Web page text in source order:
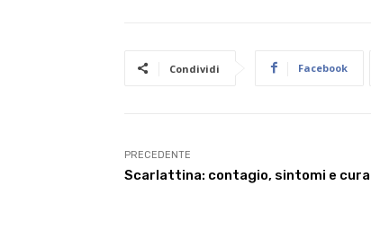
Condividi Facebook
PRECEDENTE
Scarlattina: contagio, sintomi e cura